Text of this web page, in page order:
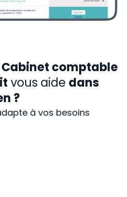
Cabinet comptable
vous aide dans
?
à vos besoins